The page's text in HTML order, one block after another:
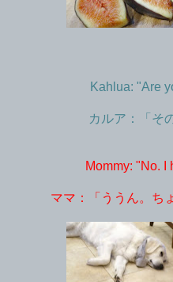
Kahlua: "Are
カルア：「そ
Mommy: "No. I
ママ：「ううん。ち